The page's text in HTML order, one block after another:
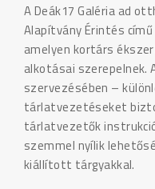
A Deák17 Galéria ad
Alapítvány Érintés
amelyen kortárs
alkotásai
szervezésében –
tárlatvezetéseket
tárlatvezetők
szemmel nyílik
kiállított tárgyakkal.